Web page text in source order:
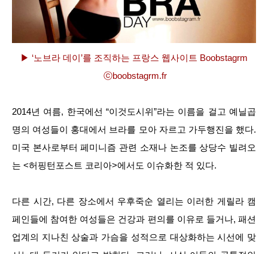
▶ ‘노브라 데이’를 조직하는 프랑스 웹사이트 Boobstagrm
ⓒboobstagrm.fr
2014년 여름, 한국에선 “이것도시위”라는 이름을 걸고 예닐곱
명의 여성들이 홍대에서 브라를 모아 자르고 가두행진을 했다.
미국 본사로부터 페미니즘 관련 소재나 논조를 상당수 빌려오
는 <허핑턴포스트 코리아>에서도 이슈화한 적 있다.
다른 시간, 다른 장소에서 우후죽순 열리는 이러한 게릴라 캠
페인들에 참여한 여성들은 건강과 편의를 이유로 들거나, 패션
업계의 지나친 상술과 가슴을 성적으로 대상화하는 시선에 맞